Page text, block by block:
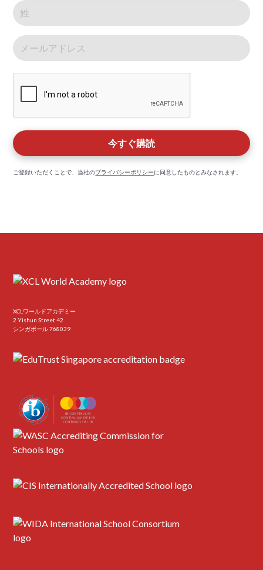
ご登録いただくことで、当社のプライバシーポリシーに同意したものとみなされます。
XCLワールドアカデミー
2 Yishun Street 42
シンガポール 768039